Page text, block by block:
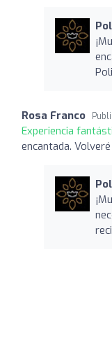
Rosa Franco
Experiencia
encantada.